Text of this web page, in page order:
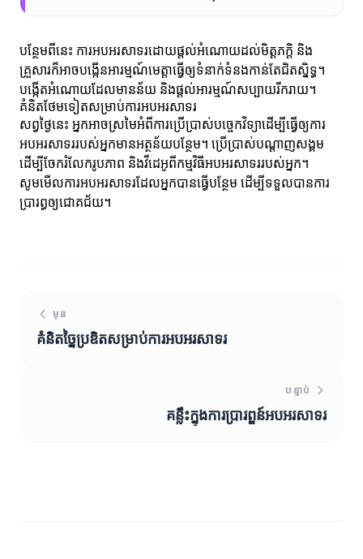
បន្ថែមពីនេះ ការអបអរសាទរដោយផ្តល់អំណោយដល់មិត្តភក្តិ និង
គ្រួសារក៏អាចបង្កើនអារម្មណ៍មេត្តាធ្វើឲ្យទំនាក់ទំនងកាន់តែជិតស្និទ្ធ។
បង្កើតអំណោយដែលមានន័យ និងផ្ដល់អារម្មណ៍សប្បាយរីករាយ។
គំនិតថែមទៀតសម្រាប់ការអបអរសាទរ
សព្វថ្ងៃនេះ អ្នកអាចស្រមៃអំពីការប្រើប្រាស់បច្ចេកវិទ្យាដើម្បីធ្វើឲ្យការ
អបអរសាទររបស់អ្នកមានអត្ថន័យបន្ថែម។ ប្រើប្រាស់បណ្តាញសង្គម
ដើម្បីចែករំលែករូបភាព និងវីដេអូពីកម្មវិធីអបអរសាទររបស់អ្នក។
សូមមើលការអបអរសាទរដែលអ្នកបានធ្វើបន្ថែម ដើម្បីទទួលបានការ
ប្រារព្ធឲ្យជោគជ័យ។
មុន
គំនិតច្នៃប្រឌិតសម្រាប់ការអបអរសាទរ
បន្ទាប់
គន្លឹះក្នុងការប្រារព្ឌន៍អបអរសាទរ